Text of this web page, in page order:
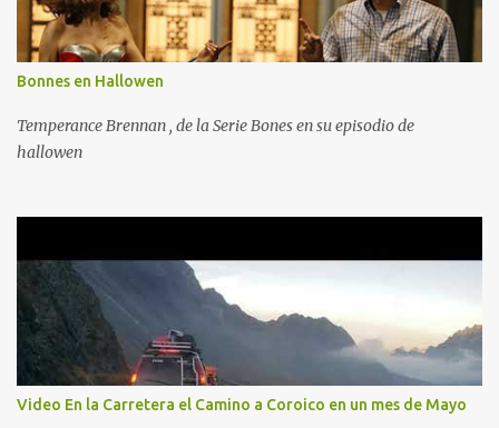
Bonnes en Hallowen
Temperance Brennan , de la Serie Bones en su episodio de
hallowen
Video En la Carretera el Camino a Coroico en un mes de Mayo